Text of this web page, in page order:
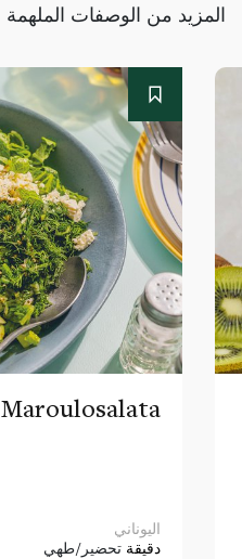
المزيد من الوصفات الملهمة
Maroulosalata
اليوناني
دقيقة تحضير/طهي